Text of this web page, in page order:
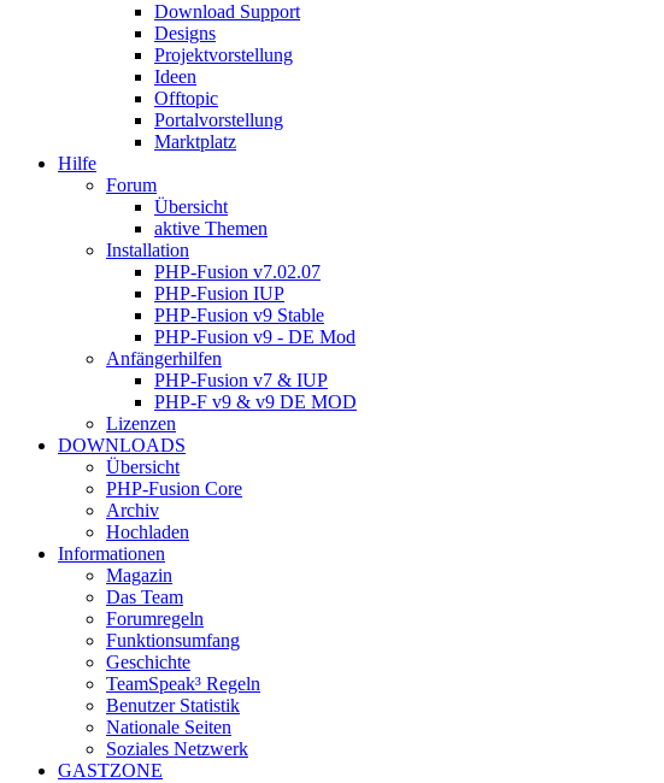
Download Support
Designs
Projektvorstellung
Ideen
Offtopic
Portalvorstellung
Marktplatz
Hilfe
Forum
Übersicht
aktive Themen
Installation
PHP-Fusion v7.02.07
PHP-Fusion IUP
PHP-Fusion v9 Stable
PHP-Fusion v9 - DE Mod
Anfängerhilfen
PHP-Fusion v7 & IUP
PHP-F v9 & v9 DE MOD
Lizenzen
DOWNLOADS
Übersicht
PHP-Fusion Core
Archiv
Hochladen
Informationen
Magazin
Das Team
Forumregeln
Funktionsumfang
Geschichte
TeamSpeak³ Regeln
Benutzer Statistik
Nationale Seiten
Soziales Netzwerk
GASTZONE